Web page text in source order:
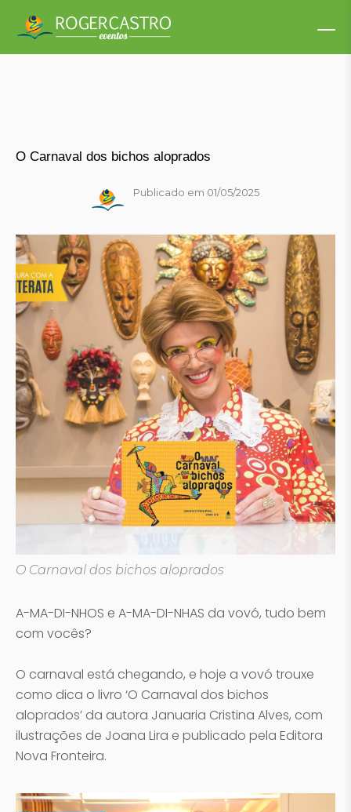
O Carnaval dos bichos aloprados
Publicado em 01/05/2025
O Carnaval dos bichos aloprados
A-MA-DI-NHOS e A-MA-DI-NHAS da vovó, tudo bem
com vocês?
O carnaval está chegando, e hoje a vovó trouxe
como dica o livro ‘O Carnaval dos bichos
aloprados’ da autora Januaria Cristina Alves, com
ilustrações de Joana Lira e publicado pela Editora
Nova Fronteira.